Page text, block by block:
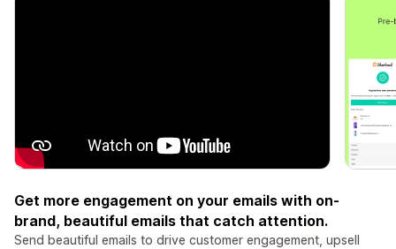
Get more engagement on your emails with on-
brand, beautiful emails that catch attention.
Send beautiful emails to drive customer engagement, upsell